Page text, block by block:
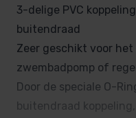
3-delige PVC
buitendraad
Zeer geschikt voor
zwembadpomp of
Door de speciale O-
buitendraad